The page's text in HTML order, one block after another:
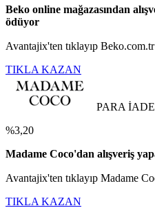
Beko online mağazasından
ödüyor
Avantajix'ten tıklayıp
TIKLA KAZAN
PARA
%3,20
Madame Coco'dan alışveriş
Avantajix'ten tıklayıp Madame
TIKLA KAZAN